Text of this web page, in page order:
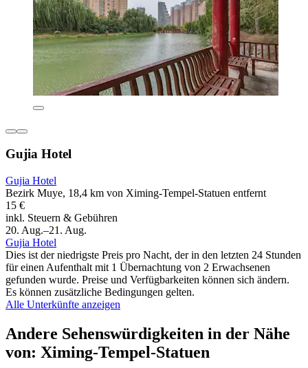
Gujia Hotel
Gujia Hotel
Bezirk Muye, 18,4 km von Ximing-Tempel-Statuen entfernt
15 €
inkl. Steuern & Gebühren
20. Aug.–21. Aug.
Gujia Hotel
Dies ist der niedrigste Preis pro Nacht, der in den letzten 24 Stunden
für einen Aufenthalt mit 1 Übernachtung von 2 Erwachsenen
gefunden wurde. Preise und Verfügbarkeiten können sich ändern.
Es können zusätzliche Bedingungen gelten.
Alle Unterkünfte anzeigen
Andere Sehenswürdigkeiten in der Nähe
von: Ximing-Tempel-Statuen